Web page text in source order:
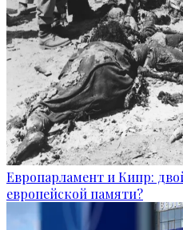
Европарламент и Кипр:
европейской памяти?